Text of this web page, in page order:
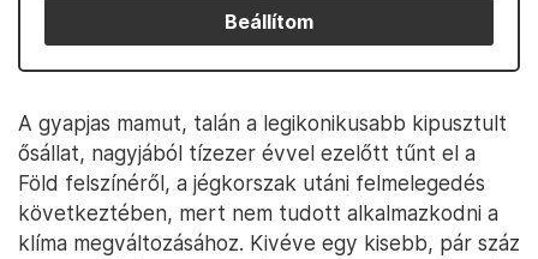
Beállítom
A gyapjas mamut, talán a legikonikusabb kipusztult
ősállat, nagyjából tízezer évvel ezelőtt tűnt el a
Föld felszínéről, a jégkorszak utáni felmelegedés
következtében, mert nem tudott alkalmazkodni a
klíma megváltozásához. Kivéve egy kisebb, pár száz